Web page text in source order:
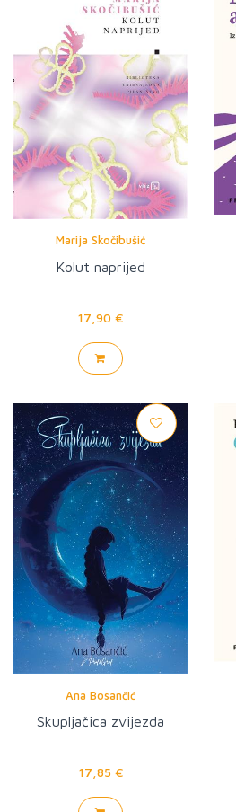
Marija Skočibušić
Kolut naprijed
17,90 €
Ana Bosančić
Skupljačica zvijezda
17,85 €